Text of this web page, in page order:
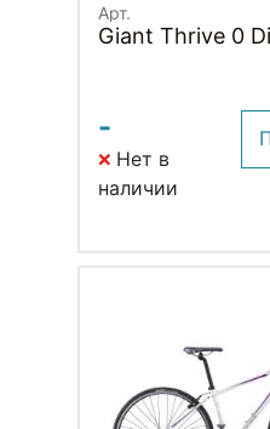
Арт.
Giant Thrive 0
-
Нет в
наличии